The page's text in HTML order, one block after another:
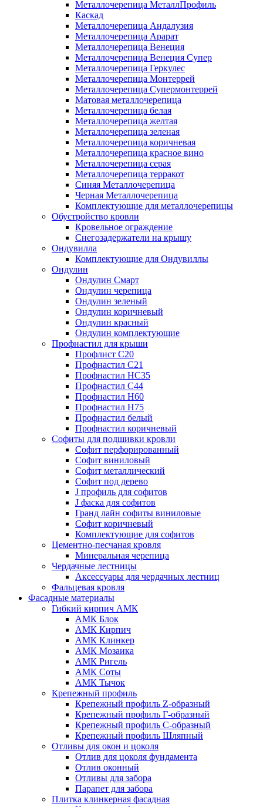
Металлочерепица МеталлПрофиль
Каскад
Металлочерепица Андалузия
Металлочерепица Арарат
Металлочерепица Венеция
Металлочерепица Венеция Супер
Металлочерепица Геркулес
Металлочерепица Монтеррей
Металлочерепица Супермонтеррей
Матовая металлочерепица
Металлочерепица белая
Металлочерепица желтая
Металлочерепица зеленая
Металлочерепица коричневая
Металлочерепица красное вино
Металлочерепица серая
Металлочерепица терракот
Синяя Металлочерепица
Черная Металлочерепица
Комплектующие для металлочерепицы
Обустройство кровли
Кровельное ограждение
Снегозадержатели на крышу
Ондувилла
Комплектующие для Ондувиллы
Ондулин
Ондулин Смарт
Ондулин черепица
Ондулин зеленый
Ондулин коричневый
Ондулин красный
Ондулин комплектующие
Профнастил для крыши
Профлист С20
Профнастил С21
Профнастил НС35
Профнастил С44
Профнастил Н60
Профнастил Н75
Профнастил белый
Профнастил коричневый
Софиты для подшивки кровли
Cофит перфорированный
Софит виниловый
Софит металлический
Софит под дерево
J профиль для софитов
J фаска для софитов
Гранд лайн софиты виниловые
Софит коричневый
Комплектующие для софитов
Цементно-песчаная кровля
Минеральная черепица
Чердачные лестницы
Аксессуары для чердачных лестниц
Фальцевая кровля
Фасадные материалы
Гибкий кирпич АМК
АМК Блок
АМК Кирпич
АМК Клинкер
АМК Мозаика
АМК Ригель
АМК Соты
АМК Тычок
Крепежный профиль
Крепежный профиль Z-образный
Крепежный профиль Г-образный
Крепежный профиль С-образный
Крепежный профиль Шляпный
Отливы для окон и цоколя
Отлив для цоколя фундамента
Отлив оконный
Отливы для забора
Парапет для забора
Плитка клинкерная фасадная